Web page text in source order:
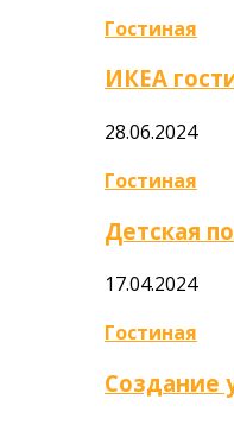
Гостиная
ИКЕА
28.06.2024
Гостиная
Детская
17.04.2024
Гостиная
Создание